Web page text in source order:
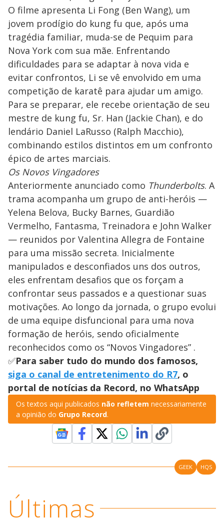
O filme apresenta Li Fong (Ben Wang), um
jovem prodígio do kung fu que, após uma
tragédia familiar, muda-se de Pequim para
Nova York com sua mãe. Enfrentando
dificuldades para se adaptar à nova vida e
evitar confrontos, Li se vê envolvido em uma
competição de karatê para ajudar um amigo.
Para se preparar, ele recebe orientação de seu
mestre de kung fu, Sr. Han (Jackie Chan), e do
lendário Daniel LaRusso (Ralph Macchio),
combinando estilos distintos em um confronto
épico de artes marciais.
Os Novos Vingadores
Anteriormente anunciado como Thunderbolts. A
trama acompanha um grupo de anti-heróis —
Yelena Belova, Bucky Barnes, Guardião
Vermelho, Fantasma, Treinadora e John Walker
— reunidos por Valentina Allegra de Fontaine
para uma missão secreta. Inicialmente
manipulados e desconfiados uns dos outros,
eles enfrentam desafios que os forçam a
confrontar seus passados e a questionar suas
motivações. Ao longo da jornada, o grupo evolui
de uma equipe disfuncional para uma nova
formação de heróis, sendo oficialmente
reconhecidos como os “Novos Vingadores” .
✅Para saber tudo do mundo dos famosos,
siga o canal de entretenimento do R7, o
portal de notícias da Record, no WhatsApp
Os textos aqui publicados não refletem necessariamente
a opinião do Grupo Record.
GEEK HQS
Últimas